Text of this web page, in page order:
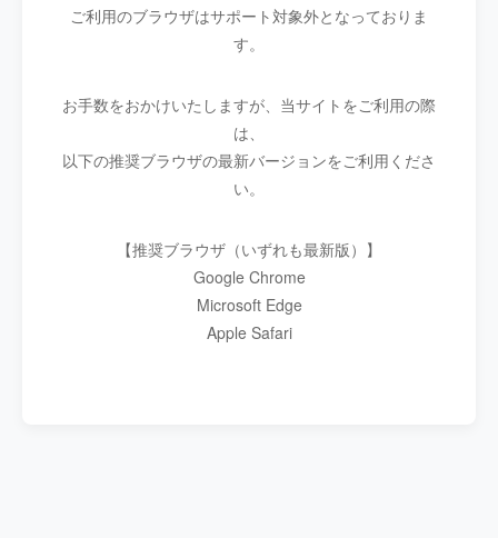
ご利用のブラウザはサポート対象外となっておりま
す。
お手数をおかけいたしますが、当サイトをご利用の際
は、
以下の推奨ブラウザの最新バージョンをご利用くださ
い。
【推奨ブラウザ（いずれも最新版）】
Google Chrome
Microsoft Edge
Apple Safari